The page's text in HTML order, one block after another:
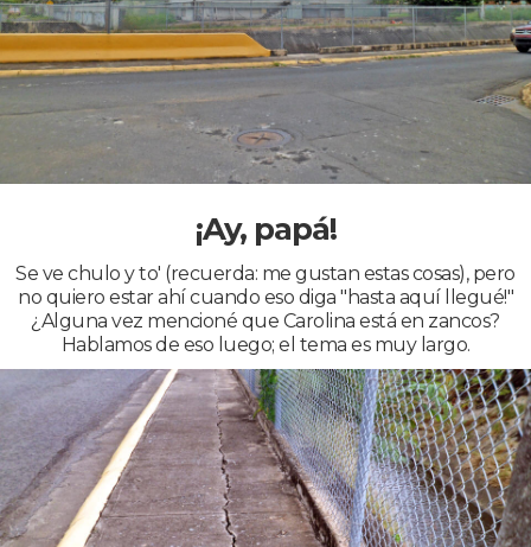
¡Ay, papá!
Se ve chulo y to' (recuerda: me gustan estas cosas), pero
no quiero estar ahí cuando eso diga "hasta aquí llegué!"
¿Alguna vez mencioné que Carolina está en zancos?
Hablamos de eso luego; el tema es muy largo.